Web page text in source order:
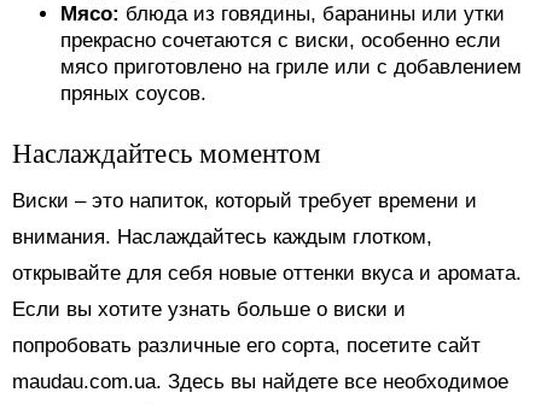
Мясо: блюда из говядины, баранины или утки
прекрасно сочетаются с виски, особенно если
мясо приготовлено на гриле или с добавлением
пряных соусов.
Наслаждайтесь моментом
Виски – это напиток, который требует времени и
внимания. Наслаждайтесь каждым глотком,
открывайте для себя новые оттенки вкуса и аромата.
Если вы хотите узнать больше о виски и
попробовать различные его сорта, посетите сайт
maudau.com.ua. Здесь вы найдете все необходимое